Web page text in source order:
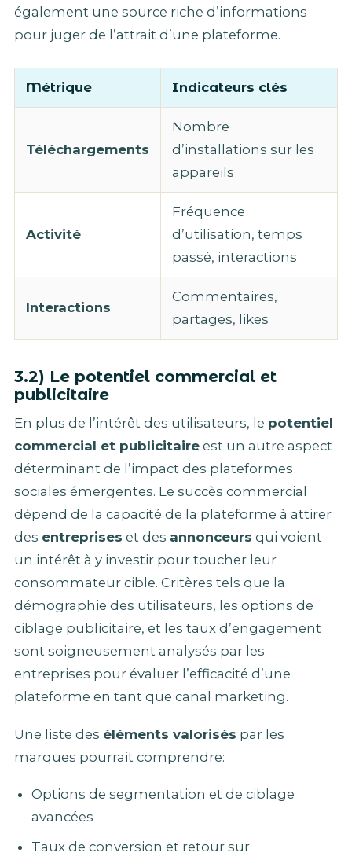
également une source riche d’informations
pour juger de l’attrait d’une plateforme.
Métrique Indicateurs clés
Téléchargements
Nombre
d’installations sur les
appareils
Activité
Fréquence
d’utilisation, temps
passé, interactions
Interactions
Commentaires,
partages, likes
3.2) Le potentiel commercial et
publicitaire
En plus de l’intérêt des utilisateurs, le potentiel
commercial et publicitaire est un autre aspect
déterminant de l’impact des plateformes
sociales émergentes. Le succès commercial
dépend de la capacité de la plateforme à attirer
des entreprises et des annonceurs qui voient
un intérêt à y investir pour toucher leur
consommateur cible. Critères tels que la
démographie des utilisateurs, les options de
ciblage publicitaire, et les taux d’engagement
sont soigneusement analysés par les
entreprises pour évaluer l’efficacité d’une
plateforme en tant que canal marketing.
Une liste des éléments valorisés par les
marques pourrait comprendre:
Options de segmentation et de ciblage
avancées
Taux de conversion et retour sur